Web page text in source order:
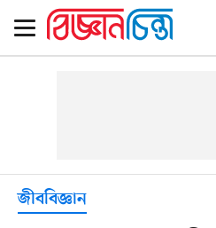
জীববিজ্ঞান